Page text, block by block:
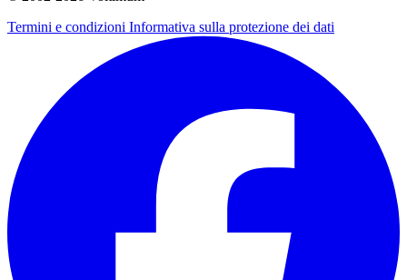
Termini e condizioni Informativa sulla protezione dei dati